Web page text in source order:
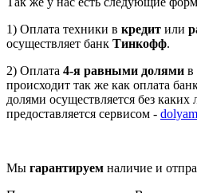
1) Оплата техники в кредит или
осуществляет банк Тинкофф.
2) Оплата 4-я равными долями в
происходит так же как оплата
долями осуществляется без
предоставляется сервисом -
Мы гарантируем наличие и